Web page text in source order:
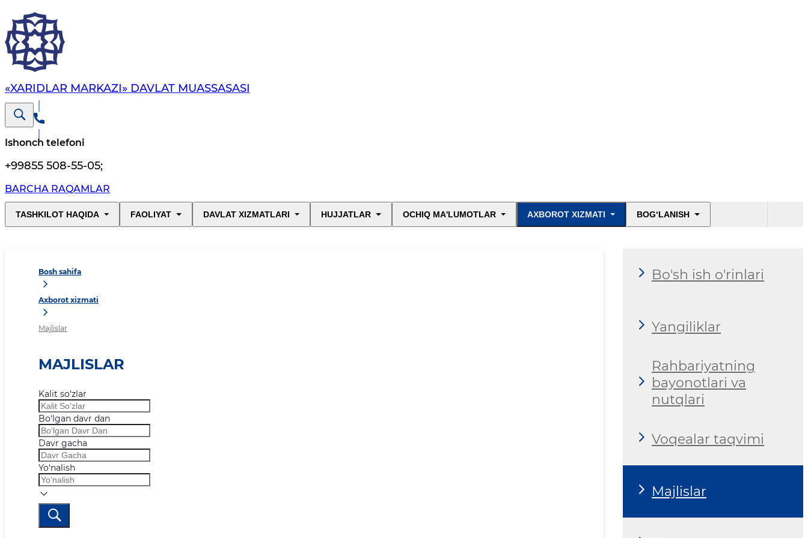
«XARIDLAR MARKAZI» DAVLAT MUASSASASI
Ishonch telefoni
+99855 508-55-05;
BARCHA RAQAMLAR
TASHKILOT HAQIDA FAOLIYAT DAVLAT XIZMATLARI HUJJATLAR OCHIQ MA'LUMOTLAR AXBOROT XIZMATI BOG‘LANISH
Bosh sahifa
Axborot xizmati
Majlislar
MAJLISLAR
Kalit so‘zlar
Bo‘lgan davr dan
Davr gacha
Yo‘nalish
Bo'sh ish o'rinlari
Yangiliklar
Rahbariyatning
bayonotlari va
nutqlari
Voqealar taqvimi
Majlislar